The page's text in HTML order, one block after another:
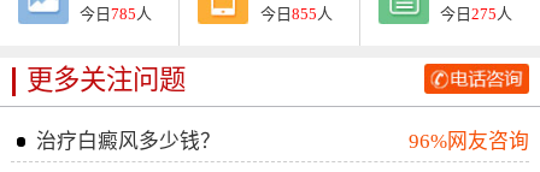
今日785 人 今日855 人 今日275 人
更多关注问题
治疗白癜风多少钱？
96%网友咨询